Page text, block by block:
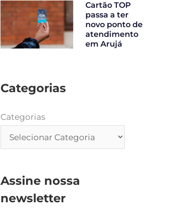
Cartão TOP
passa a ter
novo ponto de
atendimento
em Arujá
Categorias
Categorias
Assine nossa
newsletter